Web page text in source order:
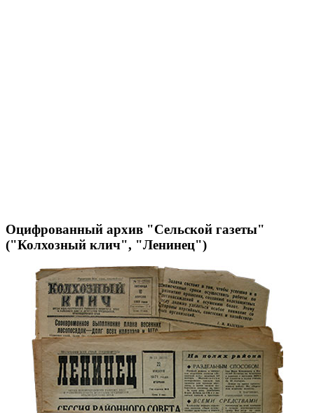
Оцифрованный архив "Сельской газеты"
("Колхозный клич", "Ленинец")